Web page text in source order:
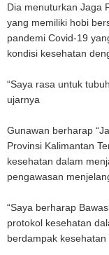
Dia menuturkan Jaga
yang memiliki hobi
pandemi Covid-19
kondisi kesehatan
“Saya rasa untuk
ujarnya
Gunawan berharap
Provinsi Kalimantan
kesehatan dalam
pengawasan
“Saya berharap
protokol kesehatan
berdampak kesehatan